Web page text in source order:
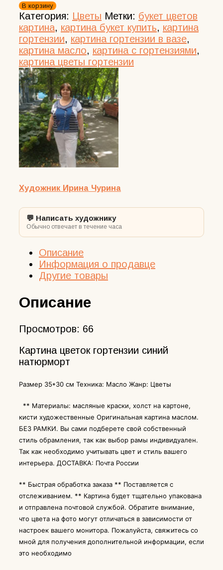
товара
Картина
цветок
гортензии
синий
натюрморт
В корзину
Категория: Цветы Метки: букет цветов
картина, картина букет купить, картина
гортензии, картина гортензии в вазе,
картина масло, картина с гортензиями,
картина цветы гортензии
Художник Ирина Чурина
💬 Написать художнику
Обычно отвечает в течение часа
Описание
Информация о продавце
Другие товары
Описание
Просмотров: 66
Картина цветок гортензии синий
натюрморт
Размер 35*30 см Техника: Масло Жанр: Цветы
** Материалы: масляные краски, холст на картоне,
кисти художественные Оригинальная картина маслом.
БЕЗ РАМКИ. Вы сами подберете свой собственный
стиль обрамления, так как выбор рамы индивидуален.
Так как необходимо учитывать цвет и стиль вашего
интерьера. ДОСТАВКА: Почта России
** Быстрая обработка заказа ** Поставляется с
отслеживанием. ** Картина будет тщательно упакована
и отправлена почтовой службой. Обратите внимание,
что цвета на фото могут отличаться в зависимости от
настроек вашего монитора. Пожалуйста, свяжитесь со
мной для получения дополнительной информации, если
это необходимо